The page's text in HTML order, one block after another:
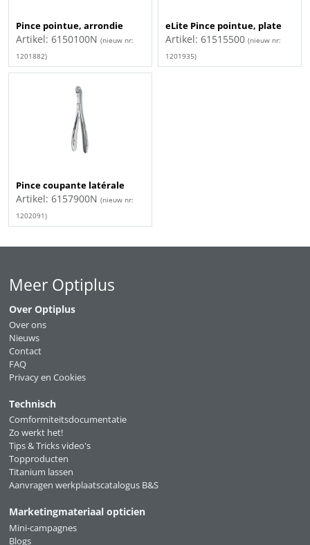
Pince pointue, arrondie
Artikel: 6150100N(nieuw nr:
1201882)
eLite Pince pointue, plate
Artikel: 61515500 (nieuw nr:
1201935)
Pince coupante latérale
Artikel: 6157900N(nieuw nr:
1202091)
Meer Optiplus
Over Optiplus
Over ons
Nieuws
Contact
FAQ
Privacy en Cookies
Technisch
Comformiteitsdocumentatie
Zo werkt het!
Tips & Tricks video's
Topproducten
Titanium lassen
Aanvragen werkplaatscatalogus B&S
Marketingmateriaal opticien
Mini-campagnes
Blogs